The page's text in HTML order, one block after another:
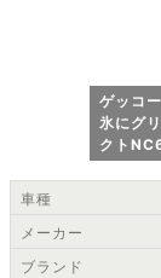
ゲッコ
氷にグ
クト
車種
メーカー
ブランド